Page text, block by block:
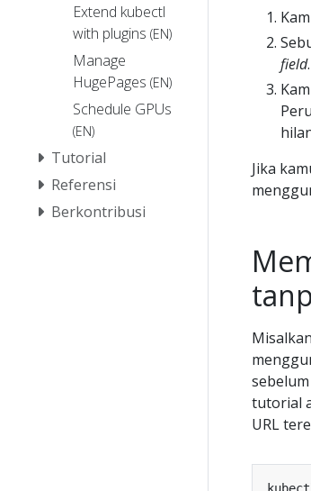
Extend kubectl
with plugins (EN)
Manage
HugePages (EN)
Schedule GPUs
(EN)
Tutorial
Referensi
Berkontribusi
field.
Jika
tutorial
URL